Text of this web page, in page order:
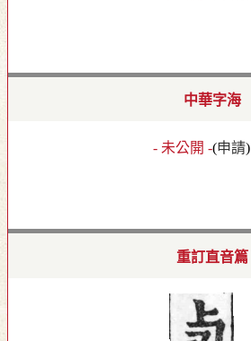
中華字海
- 未公開 -(申請)
重訂直音篇